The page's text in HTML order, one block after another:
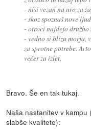
- nisi vezan na uro za
- skoz spoznaš nove
- otroci najdejo družbo
- vedno si blizu morja,
za sprotne potrebe.
večer za izlet.
Bravo. Še en tak tukaj.
Naša nastanitev v kampu
slabše kvalitete):